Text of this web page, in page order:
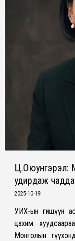
Ц.Оюунгэрэл:
удирдаж
2025-10-19
УИХ-ын гишүүн
цахим
Монголын